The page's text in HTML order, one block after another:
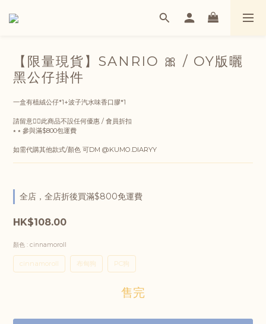
【限量現貨】SANRIO 🎀 / OY版曬
黑公仔掛件
一盒有植絨公仔*1+波子汽水味香口膠*1
請留意👇🏻此商品不設任何優惠 / 會員折扣
⭑ ⭑ 參與滿$800包運費
如需代購其他款式/顏色 可DM @KUMO.DIARYY
全店，全店折後買滿$800免運費
HK$108.00
顏色 : cinnamoroll
cinnamoroll 布甸狗 PC狗
售完